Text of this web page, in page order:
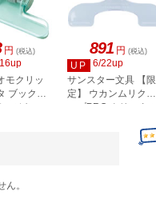
円 (税込)
モクリッ
ブック用
ジキー
891 円 (税込)
UP
6/22up
サンスター文具 【限
定】 ウカンムリクリ
ップPRO クリスタル
。